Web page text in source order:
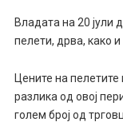
Владата на 20 јули
пелети, дрва, како
Цените на
разлика од овој
голем број од